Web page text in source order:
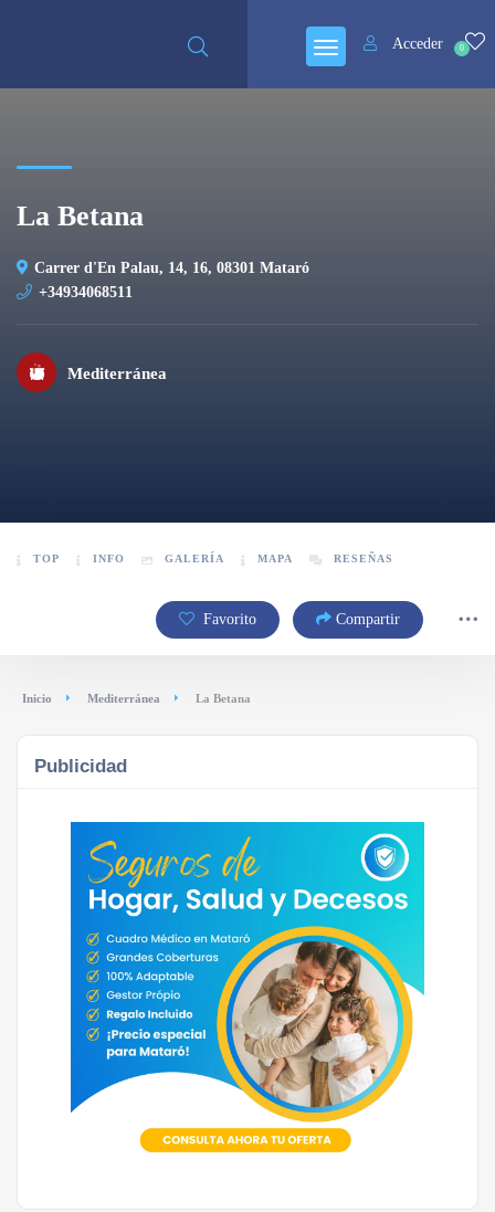
0
Acceder
La Betana
Carrer d'En Palau, 14, 16, 08301 Mataró
+34934068511
Mediterránea
TOP INFO GALERÍA MAPA RESEÑAS
Favorito Compartir
Inicio Mediterránea La Betana
Publicidad